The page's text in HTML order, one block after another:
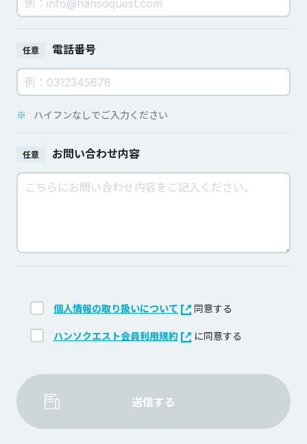
任意 電話番号
※ ハイフンなしでご入力ください
任意 お問い合わせ内容
個人情報の取り扱いについて 同意する
ハンソクエスト会員利用規約 に同意する
送信する